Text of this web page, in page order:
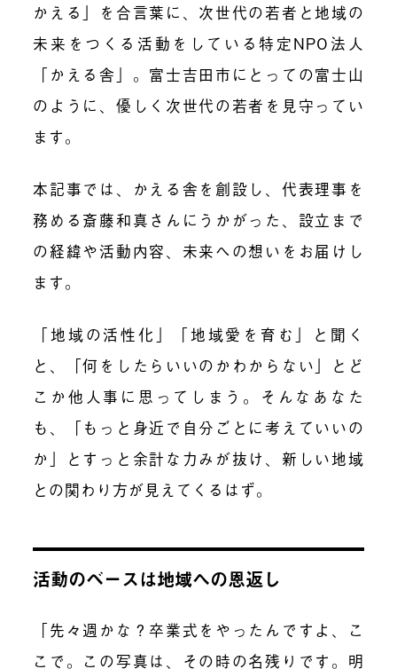
かえる」を合言葉に、次世代の若者と地域の
未来をつくる活動をしている特定NPO法人
「かえる舎」。富士吉田市にとっての富士山
のように、優しく次世代の若者を見守ってい
ます。
本記事では、かえる舎を創設し、代表理事を
務める斎藤和真さんにうかがった、設立まで
の経緯や活動内容、未来への想いをお届けし
ます。
「地域の活性化」「地域愛を育む」と聞く
と、「何をしたらいいのかわからない」とど
こか他人事に思ってしまう。そんなあなた
も、「もっと身近で自分ごとに考えていいの
か」とすっと余計な力みが抜け、新しい地域
との関わり方が見えてくるはず。
活動のベースは地域への恩返し
「先々週かな？卒業式をやったんですよ、こ
こで。この写真は、その時の名残りです。明